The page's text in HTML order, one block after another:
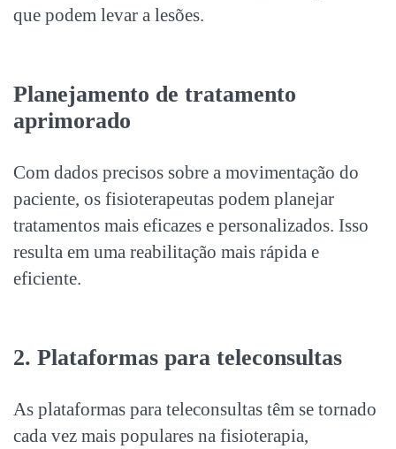
que podem levar a lesões.
Planejamento de tratamento
aprimorado
Com dados precisos sobre a movimentação do
paciente, os fisioterapeutas podem planejar
tratamentos mais eficazes e personalizados. Isso
resulta em uma reabilitação mais rápida e
eficiente.
2. Plataformas para teleconsultas
As plataformas para teleconsultas têm se tornado
cada vez mais populares na fisioterapia,